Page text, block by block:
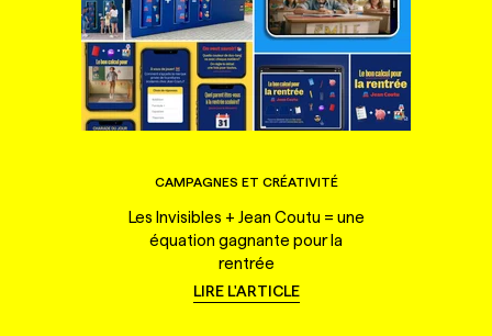
CAMPAGNES ET CRÉATIVITÉ
Les Invisibles + Jean Coutu = une
équation gagnante pour la
rentrée
LIRE L'ARTICLE